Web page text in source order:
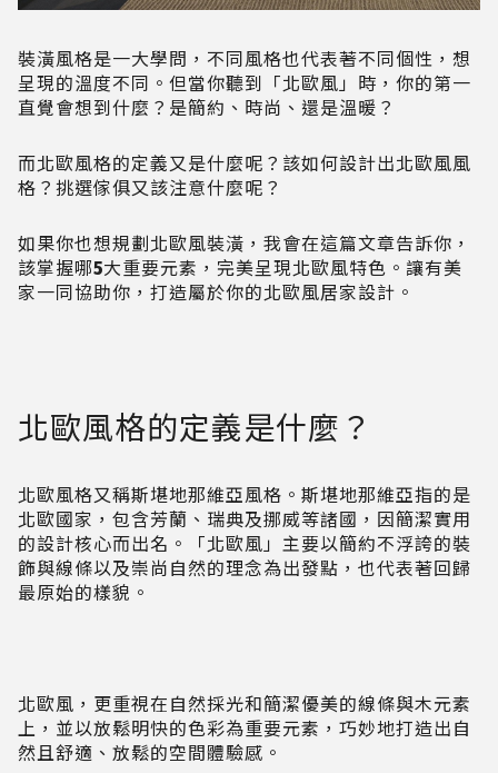
裝潢風格是一大學問，不同風格也代表著不同個性，想
呈現的溫度不同。但當你聽到「北歐風」時，你的第一
直覺會想到什麼？是簡約、時尚、還是溫暖？
而北歐風格的定義又是什麼呢？該如何設計出北歐風風
格？挑選傢俱又該注意什麼呢？
如果你也想規劃北歐風裝潢，我會在這篇文章告訴你，
該掌握哪5大重要元素，完美呈現北歐風特色。讓有美
家一同協助你，打造屬於你的北歐風居家設計。
北歐風格的定義是什麼？
北歐風格又稱斯堪地那維亞風格。斯堪地那維亞指的是
北歐國家，包含芳蘭、瑞典及挪威等諸國，因簡潔實用
的設計核心而出名。「北歐風」主要以簡約不浮誇的裝
飾與線條以及崇尚自然的理念為出發點，也代表著回歸
最原始的樣貌。
北歐風，更重視在自然採光和簡潔優美的線條與木元素
上，並以放鬆明快的色彩為重要元素，巧妙地打造出自
然且舒適、放鬆的空間體驗感。